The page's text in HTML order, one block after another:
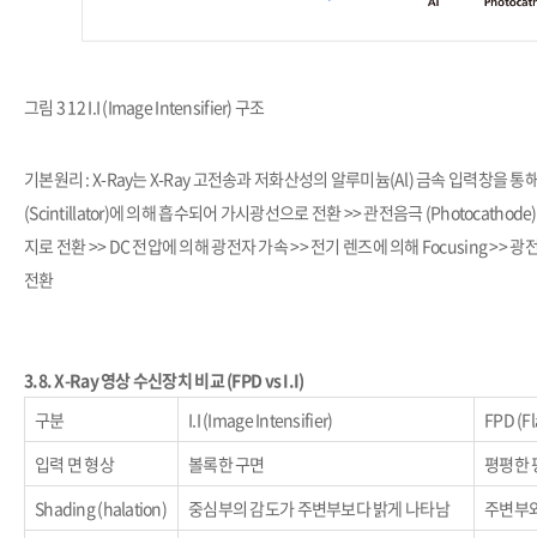
그림 3 12 I.I (Image Intensifier) 구조
기본원리 :X-Ray는 X-Ray 고전송과 저화산성의 알루미늄(Al) 금속 입력창을 통
(Scintillator)에 의해 흡수되어 가시광선으로 전환 >> 관전음극
지로 전환 >> DC 전압에 의해 광전자 가속 >> 전기 렌즈에 의해 Focusing >> 광
전환
3.8.X-Ray 영상 수신장치 비교 (FPD vs I.I)
구분
I.I (Image Intensifier)
FPD
입력 면 형상
볼록한 구면
평평한
Shading(halation) 중심부의 감도가 주변부보다 밝게 나타남
주변부